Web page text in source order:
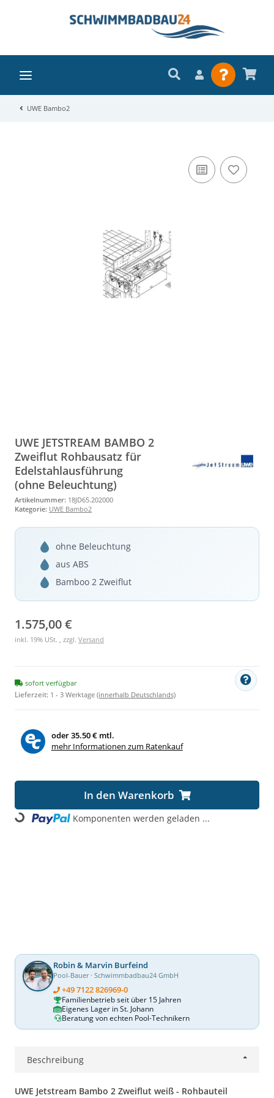
UWE Bambo2
UWE JETSTREAM BAMBO 2
Zweiflut Rohbausatz für
Edelstahlausführung
(ohne Beleuchtung)
Artikelnummer: 18JD65.202000
Kategorie: UWE Bambo2
ohne Beleuchtung
aus ABS
Bamboo 2 Zweiflut
1.575,00 €
inkl. 19% USt. , zzgl. Versand
sofort verfügbar
Lieferzeit: 1 - 3 Werktage (innerhalb Deutschlands)
oder35.50 € mtl.
mehr Informationen zum Ratenkauf
In den Warenkorb
Loading... Komponenten werden geladen ...
Robin & Marvin Burfeind
Pool-Bauer · Schwimmbadbau24 GmbH
+49 7122 826969-0
Familienbetrieb seit über 15 Jahren
Eigenes Lager in St. Johann
Beratung von echten Pool-Technikern
Beschreibung
UWE Jetstream Bambo 2 Zweiflut weiß - Rohbauteil